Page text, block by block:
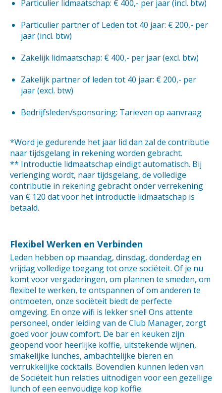
Particulier lidmaatschap: € 400,- per jaar (incl. btw)
Particulier partner of Leden tot 40 jaar: € 200,- per
jaar (incl. btw)
Zakelijk lidmaatschap: € 400,- per jaar (excl. btw)
Zakelijk partner of leden tot 40 jaar: € 200,- per
jaar (excl. btw)
Bedrijfsleden/sponsoring: Tarieven op aanvraag
*Word je gedurende het jaar lid dan zal de contributie
naar tijdsgelang in rekening worden gebracht.
** Introductie lidmaatschap eindigt automatisch. Bij
verlenging wordt, naar tijdsgelang, de volledige
contributie in rekening gebracht onder verrekening
van € 120 dat voor het introductie lidmaatschap is
betaald.
Flexibel Werken en Verbinden
Leden hebben op maandag, dinsdag, donderdag en
vrijdag volledige toegang tot onze sociëteit. Of je nu
komt voor vergaderingen, om plannen te smeden, om
flexibel te werken, te ontspannen of om anderen te
ontmoeten, onze sociëteit biedt de perfecte
omgeving. En onze wifi is lekker snel! Ons attente
personeel, onder leiding van de Club Manager, zorgt
goed voor jouw comfort. De bar en keuken zijn
geopend voor heerlijke koffie, uitstekende wijnen,
smakelijke lunches, ambachtelijke bieren en
verrukkelijke cocktails. Bovendien kunnen leden van
de Sociëteit hun relaties uitnodigen voor een gezellige
lunch of een eenvoudige kop koffie.